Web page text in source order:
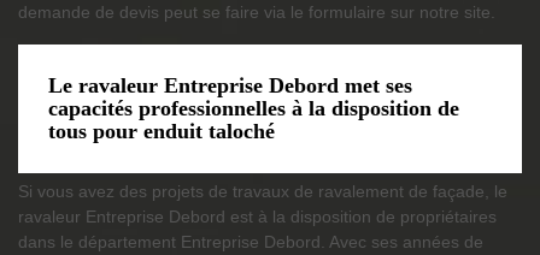
demande de devis peut se faire via le formulaire sur notre site.
Le ravaleur Entreprise Debord met ses
capacités professionnelles à la disposition de
tous pour enduit taloché
Si vous avez des projets de travaux de ravalement de façade, le
ravaleur Entreprise Debord est à la disposition de propriétaires
dans le département Entreprise Debord. Avec ses années de